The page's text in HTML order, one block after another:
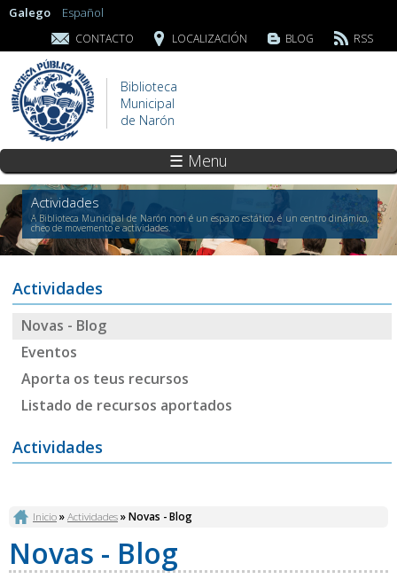
Galego Español
CONTACTO LOCALIZACIÓN BLOG RSS
Biblioteca
Municipal
de Narón
☰ Menu
Actividades
A Biblioteca Municipal de Narón non é un espazo estático, é un centro dinámico,
cheo de movemento e actividades.
Actividades
Novas - Blog
Eventos
Aporta os teus recursos
Listado de recursos aportados
Actividades
Vostede está aquí
Inicio»Actividades» Novas - Blog
Novas - Blog